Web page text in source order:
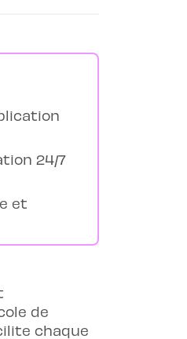
24/7
et
de
chaque